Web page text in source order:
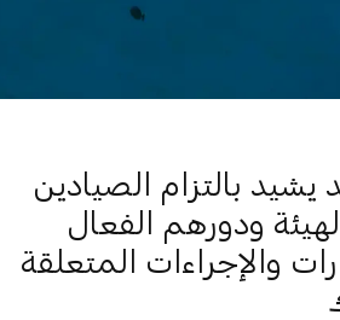
بالتزام الصيادين
ودورهم الفعال
والإجراءات المتعلقة